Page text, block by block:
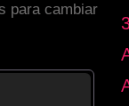
para cambiar